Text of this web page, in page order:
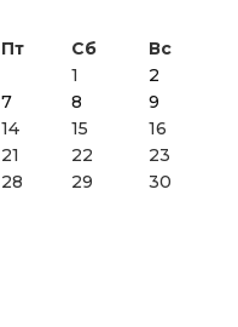
Пт Сб
Вс
1
2
7 8
9
14 15
16
21 22
23
28 29
30